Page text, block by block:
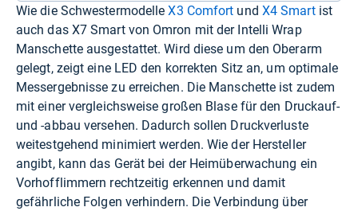
Wie die SchwestermodelleX3 Comfort und X4 Smartist
auch das X7 Smart von Omron mit der Intelli Wrap
Manschette ausgestattet. Wird diese um den Oberarm
gelegt, zeigt eine LED den korrekten Sitz an, um optimale
Messergebnisse zu erreichen. Die Manschette ist zudem
mit einer vergleichsweise großen Blase für den Druckauf-
und -abbau versehen. Dadurch sollen Druckverluste
weitestgehend minimiert werden. Wie der Hersteller
angibt, kann das Gerät bei der Heimüberwachung ein
Vorhofflimmern rechtzeitig erkennen und damit
gefährliche Folgen verhindern. Die Verbindung über